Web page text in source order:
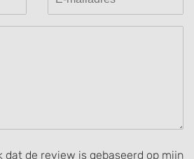
dat de review is gebaseerd op mijn